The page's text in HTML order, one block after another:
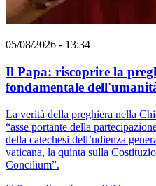
05/08/2026 - 13:34
Il Papa: riscoprire la
fondamentale
La verità della preghiera nella
“asse portante della
della catechesi dell’udienza
vaticana, la quinta sulla
Concilium”.